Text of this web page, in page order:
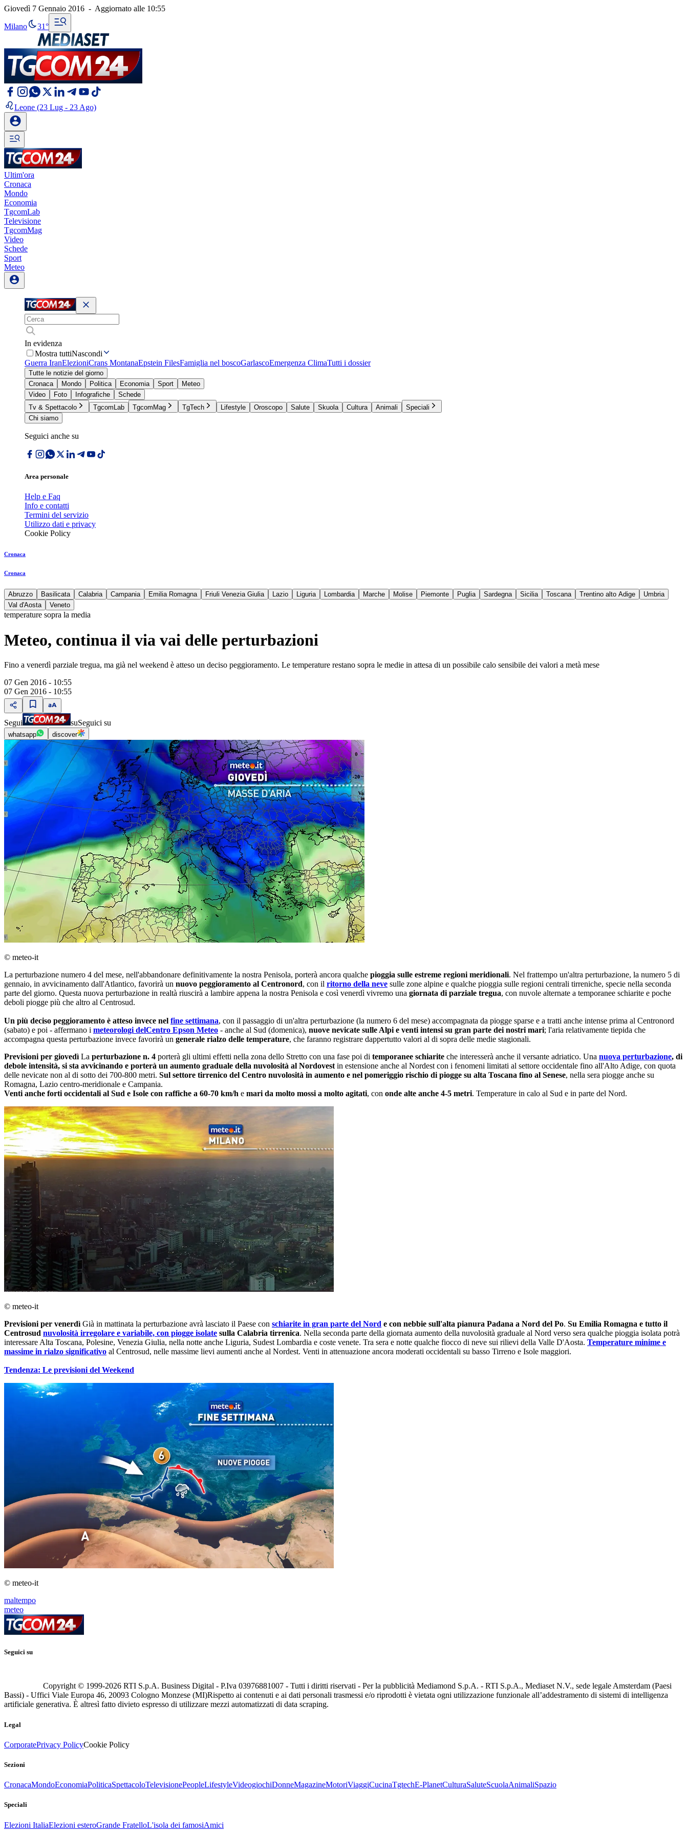
Giovedì 7 Gennaio 2016 - Aggiornato alle 10:55
Milano 31°
Leone (23 Lug - 23 Ago)
Ultim'ora
Cronaca
Mondo
Economia
TgcomLab
Televisione
TgcomMag
Video
Schede
Sport
Meteo
In evidenza
Mostra tuttiNascondi
Guerra IranElezioniCrans MontanaEpstein FilesFamiglia nel boscoGarlascoEmergenza ClimaTutti i dossier
Tutte le notizie del giorno
Cronaca
Mondo Politica Economia Sport
Meteo
Video
Foto Infografiche
Schede
Tv & Spettacolo
TgcomLab TgcomMag TgTech Lifestyle Oroscopo Salute Skuola Cultura Animali
Speciali
Chi siamo
Seguici anche su
Area personale
Help e Faq
Info e contatti
Termini del servizio
Utilizzo dati e privacy
Cookie Policy
Cronaca
Cronaca
Abruzzo Basilicata Calabria Campania Emilia Romagna Friuli Venezia Giulia Lazio Liguria Lombardia Marche Molise Piemonte Puglia Sardegna Sicilia Toscana Trentino alto Adige
Umbria
Val d'Aosta
Veneto
temperature sopra la media
Meteo, continua il via vai delle perturbazioni
Fino a venerdì parziale tregua, ma già nel weekend è atteso un deciso peggioramento. Le temperature restano sopra le medie in attesa di un possibile calo sensibile dei valori a metà mese
07 Gen 2016 - 10:55
07 Gen 2016 - 10:55
Segui suSeguici su
whatsapp discover
© meteo-it
La perturbazione numero 4 del mese, nell'abbandonare definitivamente la nostra Penisola, porterà ancora qualche pioggia sulle estreme regioni meridionali. Nel frattempo un'altra perturbazione, la numero 5 di
gennaio, in avvicinamento dall'Atlantico, favorirà un nuovo peggioramento al Centronord, con il ritorno della neve sulle zone alpine e qualche pioggia sulle regioni centrali tirreniche, specie nella seconda
parte del giorno. Questa nuova perturbazione in realtà riuscirà a lambire appena la nostra Penisola e così venerdì vivremo una giornata di parziale tregua, con nuvole alternate a temporanee schiarite e poche
deboli piogge più che altro al Centrosud.
Un più deciso peggioramento è atteso invece nel fine settimana, con il passaggio di un'altra perturbazione (la numero 6 del mese) accompagnata da piogge sparse e a tratti anche intense prima al Centronord
(sabato) e poi - affermano i meteorologi delCentro Epson Meteo - anche al Sud (domenica), nuove nevicate sulle Alpi e venti intensi su gran parte dei nostri mari; l'aria relativamente tiepida che
accompagna questa perturbazione invece favorirà un generale rialzo delle temperature, che faranno registrare dappertutto valori al di sopra delle medie stagionali.
Previsioni per giovedì La perturbazione n. 4 porterà gli ultimi effetti nella zona dello Stretto con una fase poi di temporanee schiarite che interesserà anche il versante adriatico. Una nuova perturbazione, di
debole intensità, si sta avvicinando e porterà un aumento graduale della nuvolosità al Nordovest in estensione anche al Nordest con i fenomeni limitati al settore occidentale fino all'Alto Adige, con quota
delle nevicate non al di sotto dei 700-800 metri. Sul settore tirrenico del Centro nuvolosità in aumento e nel pomeriggio rischio di piogge su alta Toscana fino al Senese, nella sera piogge anche su
Romagna, Lazio centro-meridionale e Campania.
Venti anche forti occidentali al Sud e Isole con raffiche a 60-70 km/h e mari da molto mossi a molto agitati, con onde alte anche 4-5 metri. Temperature in calo al Sud e in parte del Nord.
© meteo-it
Previsioni per venerdì Già in mattinata la perturbazione avrà lasciato il Paese con schiarite in gran parte del Nord e con nebbie sull'alta pianura Padana a Nord del Po. Su Emilia Romagna e tutto il
Centrosud nuvolosità irregolare e variabile, con piogge isolate sulla Calabria tirrenica. Nella seconda parte della giornata aumento della nuvolosità graduale al Nord verso sera qualche pioggia isolata potrà
interessare Alta Toscana, Polesine, Venezia Giulia, nella notte anche Liguria, Sudest Lombardia e coste venete. Tra sera e notte qualche fiocco di neve sui rilievi della Valle D'Aosta. Temperature minime e
massime in rialzo significativo al Centrosud, nelle massime lievi aumenti anche al Nordest. Venti in attenuazione ancora moderati occidentali su basso Tirreno e Isole maggiori.
Tendenza: Le previsioni del Weekend
© meteo-it
maltempo
meteo
Seguici su
Copyright © 1999-2026 RTI S.p.A. Business Digital - P.Iva 03976881007 - Tutti i diritti riservati - Per la pubblicità Mediamond S.p.A. - RTI S.p.A., Mediaset N.V., sede legale Amsterdam (Paesi
Bassi) - Uffici Viale Europa 46, 20093 Cologno Monzese (MI)Rispetto ai contenuti e ai dati personali trasmessi e/o riprodotti è vietata ogni utilizzazione funzionale all’addestramento di sistemi di intelligenza
artificiale generativa. È altresì fatto divieto espresso di utilizzare mezzi automatizzati di data scraping.
Legal
CorporatePrivacy PolicyCookie Policy
Sezioni
CronacaMondoEconomiaPoliticaSpettacoloTelevisionePeopleLifestyleVideogiochiDonneMagazineMotoriViaggiCucinaTgtechE-PlanetCulturaSaluteScuolaAnimaliSpazio
Speciali
Elezioni ItaliaElezioni esteroGrande FratelloL'isola dei famosiAmici